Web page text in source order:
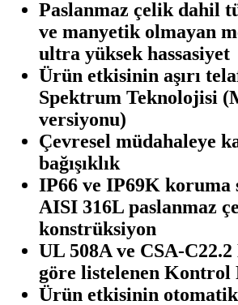
Paslanmaz çelik dahil
ve manyetik olmayan
ultra yüksek hassasiyet
Ürün etkisinin aşırı
Spektrum Teknolojisi
versiyonu)
Çevresel müdahaleye
bağışıklık
IP66 ve IP69K koruma
AISI 316L paslanmaz
konstrüksiyon
UL 508A ve CSA-C22.2
göre listelenen Kontrol
Ürün etkisinin